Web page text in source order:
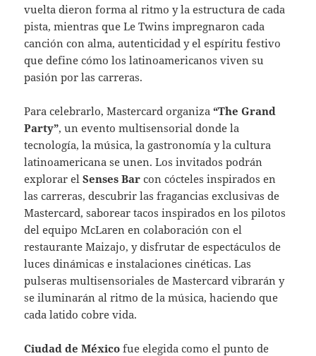
vuelta dieron forma al ritmo y la estructura de cada
pista, mientras que Le Twins impregnaron cada
canción con alma, autenticidad y el espíritu festivo
que define cómo los latinoamericanos viven su
pasión por las carreras.
Para celebrarlo, Mastercard organiza“The Grand
Party”, un evento multisensorial donde la
tecnología, la música, la gastronomía y la cultura
latinoamericana se unen. Los invitados podrán
explorar elSenses Bar con cócteles inspirados en
las carreras, descubrir las fragancias exclusivas de
Mastercard, saborear tacos inspirados en los pilotos
del equipo McLaren en colaboración con el
restaurante Maizajo, y disfrutar de espectáculos de
luces dinámicas e instalaciones cinéticas. Las
pulseras multisensoriales de Mastercard vibrarán y
se iluminarán al ritmo de la música, haciendo que
cada latido cobre vida.
Ciudad de México fue elegida como el punto de